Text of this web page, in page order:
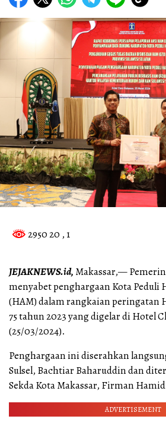
2950 20 , 1
JEJAKNEWS.id, Makassar,—
menyabet penghargaan Kota Peduli
(HAM) dalam rangkaian peringatan
75 tahun 2023 yang digelar di Hotel
(25/03/2024).
Penghargaan ini diserahkan
Sulsel, Bachtiar Baharuddin dan
Sekda Kota Makassar, Firman
ADVERTISEMENT